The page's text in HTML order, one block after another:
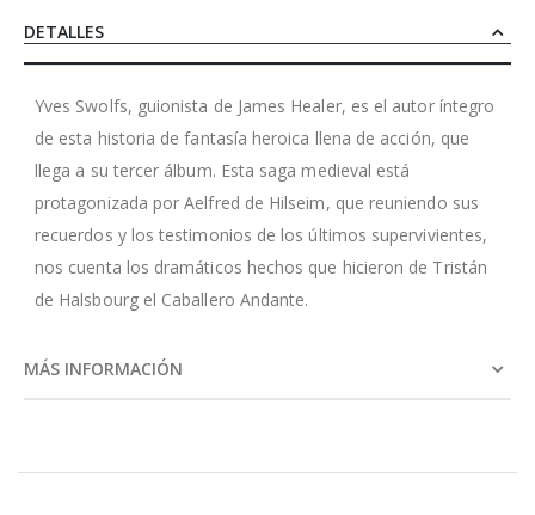
DETALLES
Yves Swolfs, guionista de James Healer, es el autor íntegro
de esta historia de fantasía heroica llena de acción, que
llega a su tercer álbum. Esta saga medieval está
protagonizada por Aelfred de Hilseim, que reuniendo sus
recuerdos y los testimonios de los últimos supervivientes,
nos cuenta los dramáticos hechos que hicieron de Tristán
de Halsbourg el Caballero Andante.
MÁS INFORMACIÓN